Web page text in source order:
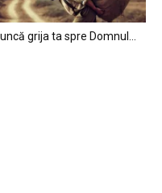
grija ta spre Domnul…